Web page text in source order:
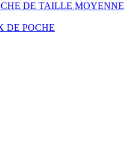
DE TAILLE MOYENNE
DE POCHE